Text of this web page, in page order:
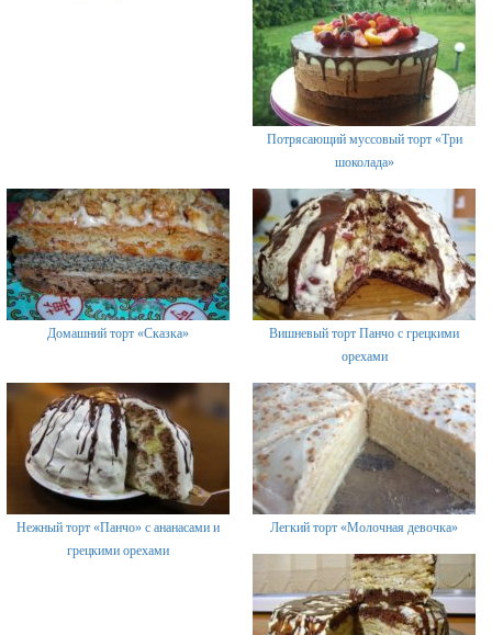
Потрясающий муссовый торт «Три
шоколада»
Домашний торт «Сказка»
Вишневый торт Панчо с грецкими
орехами
Нежный торт «Панчо» с ананасами и
грецкими орехами
Легкий торт «Молочная девочка»